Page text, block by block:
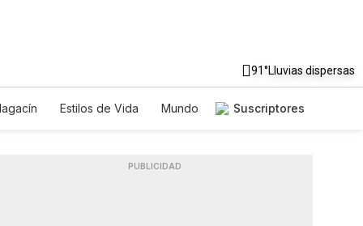
91°Lluvias dispersas
Estilos de Vida
Mundo
Suscriptores
PUBLICIDAD